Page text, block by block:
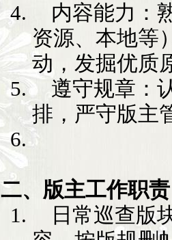
内容能力 ：
资源、本地等
动，发掘优质
遵守规章 ：
排，严守版主
二、版主工作职责
日常巡查版